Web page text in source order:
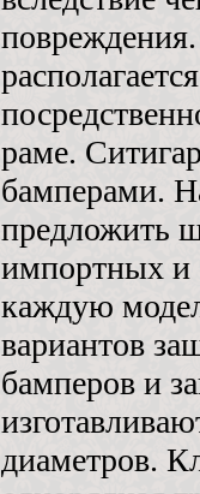
раме.
бамперами.
предложить
импортных и
каждую
вариантов
бамперов и
диаметров.